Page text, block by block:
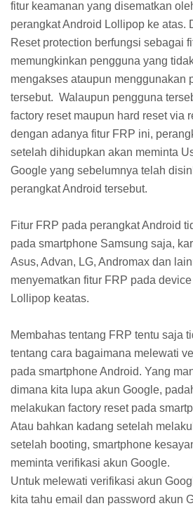
fitur keamanan yang disematkan
perangkat Android Lollipop ke atas.
Reset protection berfungsi sebagai
memungkinkan pengguna yang
mengakses ataupun menggunakan
tersebut. Walaupun pengguna
factory reset maupun hard reset via
dengan adanya fitur FRP ini,
setelah dihidupkan akan meminta
Google yang sebelumnya telah
perangkat Android tersebut.
Fitur FRP pada perangkat Android
pada smartphone Samsung saja,
Asus, Advan, LG, Andromax dan
menyematkan fitur FRP pada
Lollipop keatas.
Membahas tentang FRP tentu saja
tentang cara bagaimana melewati
pada smartphone Android. Yang
dimana kita lupa akun Google,
melakukan factory reset pada
Atau bahkan kadang setelah
setelah booting, smartphone
meminta verifikasi akun Google.
Untuk melewati verifikasi akun
kita tahu email dan password akun